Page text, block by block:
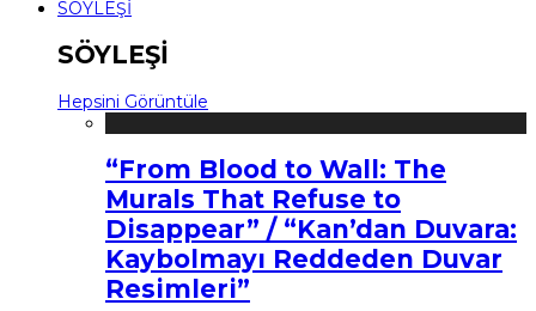
SÖYLEŞİ
SÖYLEŞİ
Hepsini Görüntüle
“From Blood to Wall: The
Murals That Refuse to
Disappear” / “Kan’dan Duvara:
Kaybolmayı Reddeden Duvar
Resimleri”